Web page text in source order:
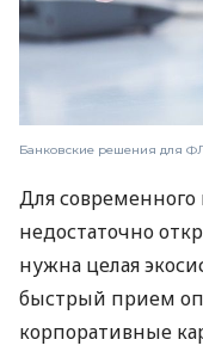
Банковские решения для
Для
недостаточно
нужна целая
быстрый прием
корпоративные